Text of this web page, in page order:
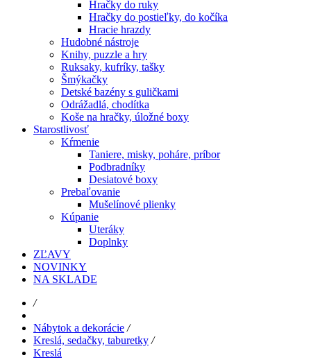
Hračky do ruky
Hračky do postieľky, do kočíka
Hracie hrazdy
Hudobné nástroje
Knihy, puzzle a hry
Ruksaky, kufríky, tašky
Šmýkačky
Detské bazény s guličkami
Odrážadlá, chodítka
Koše na hračky, úložné boxy
Starostlivosť
Kŕmenie
Taniere, misky, poháre, príbor
Podbradníky
Desiatové boxy
Prebaľovanie
Mušelínové plienky
Kúpanie
Uteráky
Doplnky
ZĽAVY
NOVINKY
NA SKLADE
/
Nábytok a dekorácie /
Kreslá, sedačky, taburetky /
Kreslá